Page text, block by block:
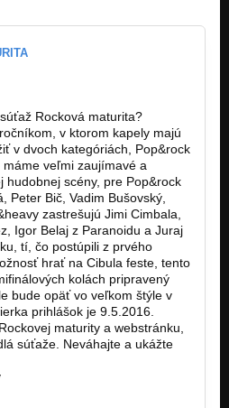
Rocková maturita?
v ktorom kapely majú
v dvoch kategóriách, Pop&rock
veľmi zaujímavé a
hudobnej scény, pre Pop&rock
Peter Bič, Vadim Bušovský,
zastrešujú Jimi Cimbala,
Igor Belaj z Paranoidu a Juraj
tí, čo postúpili z prvého
hrať na Cibula feste, tento
kolách pripravený
bude opäť vo veľkom štýle v
prihlášok je 9.5.2016.
maturity a webstránku,
súťaže. Neváhajte a ukážte